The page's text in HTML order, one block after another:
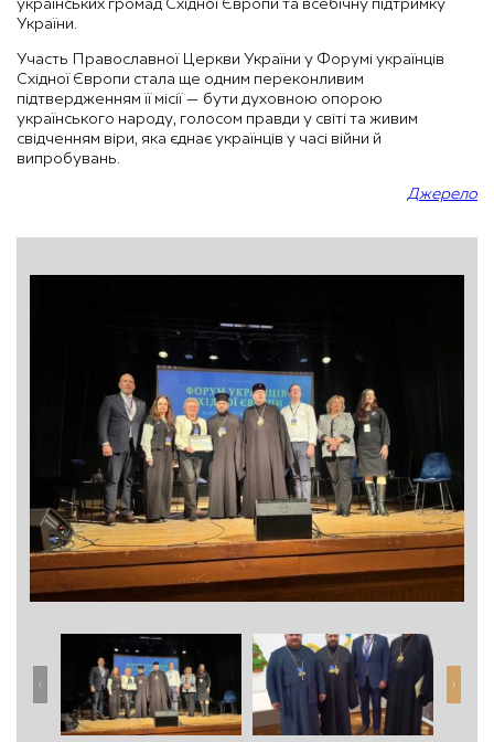
українських громад Східної Європи та всебічну підтримку
України.
Участь Православної Церкви України у Форумі українців
Східної Європи стала ще одним переконливим
підтвердженням її місії — бути духовною опорою
українського народу, голосом правди у світі та живим
свідченням віри, яка єднає українців у часі війни й
випробувань.
Джерело